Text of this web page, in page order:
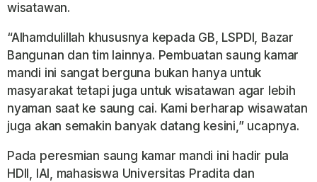
wisatawan.
“Alhamdulillah khususnya kepada GB, LSPDI, Bazar
Bangunan dan tim lainnya. Pembuatan saung kamar
mandi ini sangat berguna bukan hanya untuk
masyarakat tetapi juga untuk wisatawan agar lebih
nyaman saat ke saung cai. Kami berharap wisawatan
juga akan semakin banyak datang kesini,” ucapnya.
Pada peresmian saung kamar mandi ini hadir pula
HDII, IAI, mahasiswa Universitas Pradita dan